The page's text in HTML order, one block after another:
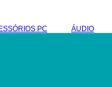
PC ÁUDIO